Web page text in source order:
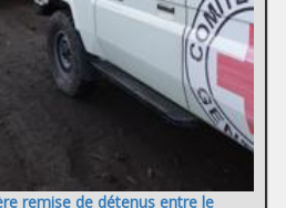
remise de détenus entre le